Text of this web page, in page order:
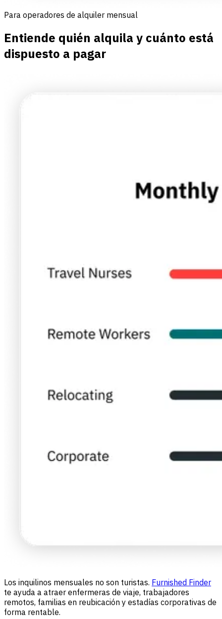
Para operadores de alquiler mensual
Entiende quién alquila y cuánto está
dispuesto a pagar
Los inquilinos mensuales no son turistas. Furnished Finder
te ayuda a atraer enfermeras de viaje, trabajadores
remotos, familias en reubicación y estadías corporativas de
forma rentable.